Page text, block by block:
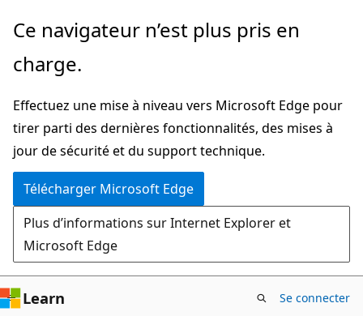
Passer
directement
au
principal
Ce navigateur n’est plus pris en
charge.
Effectuez une mise à niveau vers Microsoft Edge pour
tirer parti des dernières fonctionnalités, des mises à
jour de sécurité et du support technique.
Télécharger Microsoft Edge
Plus d’informations sur Internet Explorer et
Microsoft Edge
Learn Se connecter